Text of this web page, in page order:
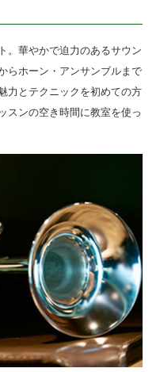
。華やかで迫力のあるサウン
らホーン・アンサンブルまで
力とテクニックを初めての方
スンの空き時間に教室を使っ